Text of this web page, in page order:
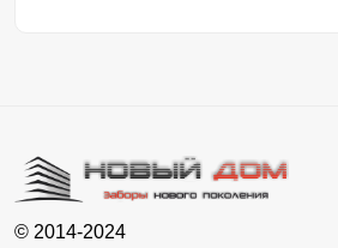
© 2014-2024